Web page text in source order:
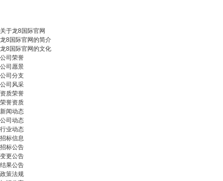
关于龙8国际官网
龙8国际官网的简介
龙8国际官网的文化
公司荣誉
公司愿景
公司分支
公司风采
资质荣誉
荣誉资质
新闻动态
公司动态
行业动态
招标信息
招标公告
变更公告
结果公告
政策法规